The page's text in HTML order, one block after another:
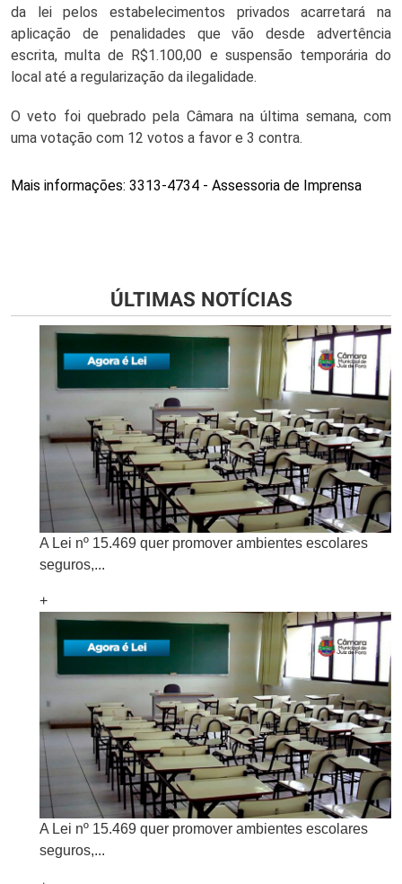
da lei pelos estabelecimentos privados acarretará na
aplicação de penalidades que vão desde advertência
escrita, multa de R$1.100,00 e suspensão temporária do
local até a regularização da ilegalidade.
O veto foi quebrado pela Câmara na última semana, com
uma votação com 12 votos a favor e 3 contra.
Mais informações: 3313-4734 - Assessoria de Imprensa
ÚLTIMAS NOTÍCIAS
A Lei nº 15.469 quer promover ambientes escolares
seguros,...
+
A Lei nº 15.469 quer promover ambientes escolares
seguros,...